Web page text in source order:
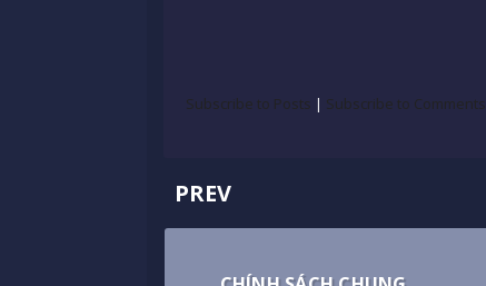
Subscribe to Posts | Subscribe to Comments
PREV